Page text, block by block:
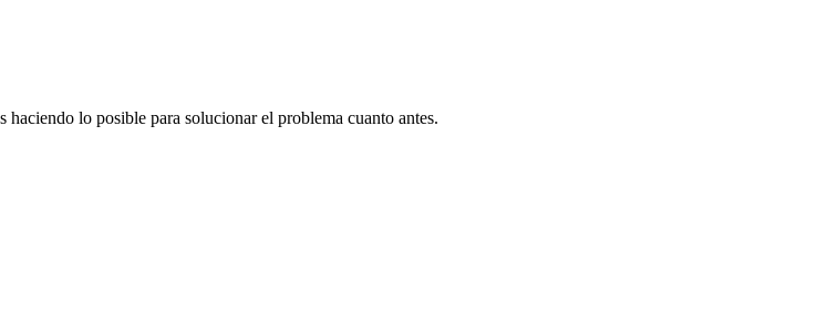
lo posible para solucionar el problema cuanto antes.